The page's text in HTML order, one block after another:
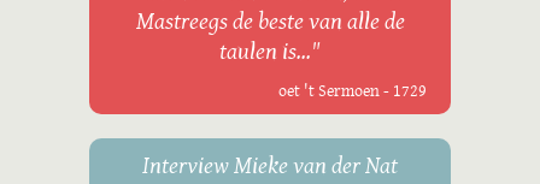
Mastreegs de beste van alle de
taulen is..."
oet 't Sermoen - 1729
Interview Mieke van der Nat